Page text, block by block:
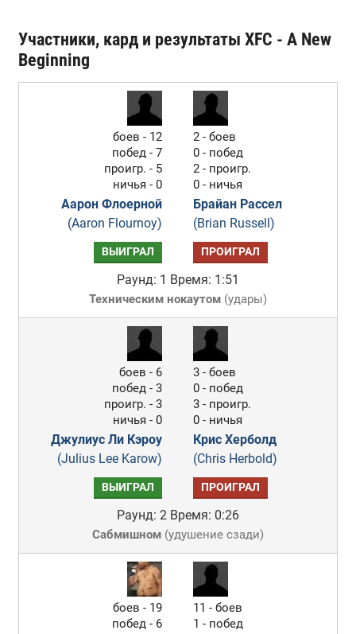
Участники, кард и результаты XFC - A New
Beginning
боев - 12
побед - 7
проигр. - 5
ничья - 0
Аарон Флоерной
(Aaron Flournoy)
2 - боев
0 - побед
2 - проигр.
0 - ничья
Брайан Рассел
(Brian Russell)
ВЫИГРАЛ ПРОИГРАЛ
Раунд: 1 Время: 1:51
Техническим нокаутом(удары)
боев - 6
побед - 3
проигр. - 3
ничья - 0
Джулиус Ли Кэроу
(Julius Lee Karow)
3 - боев
0 - побед
3 - проигр.
0 - ничья
Крис Херболд
(Chris Herbold)
ВЫИГРАЛ ПРОИГРАЛ
Раунд: 2 Время: 0:26
Сабмишном(удушение сзади)
боев - 19
побед - 6
11 - боев
1 - побед